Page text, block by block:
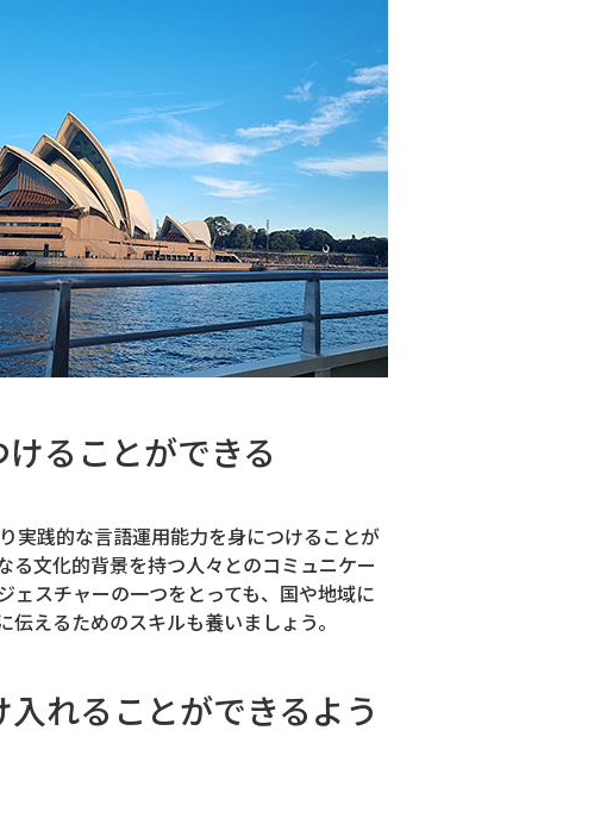
ることができる
実践的な言語運用能力を身につけることが
る文化的背景を持つ人々とのコミュニケー
ェスチャーの一つをとっても、国や地域に
えるためのスキルも養いましょう。
れることができるよう